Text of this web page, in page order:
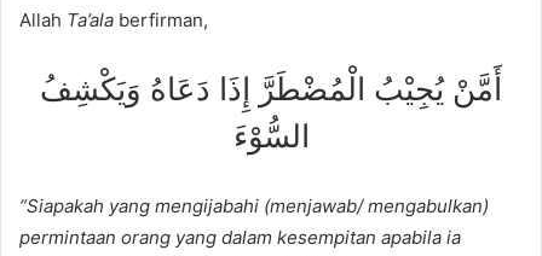
Allah Ta’ala berfirman,
أَمَّنْ يُجِيْبُ الْمُضْطَرَّ إِذَا دَعَاهُ وَيَكْشِفُ
السُّوْءَ
“Siapakah yang mengijabahi (menjawab/ mengabulkan)
permintaan orang yang dalam kesempitan apabila ia